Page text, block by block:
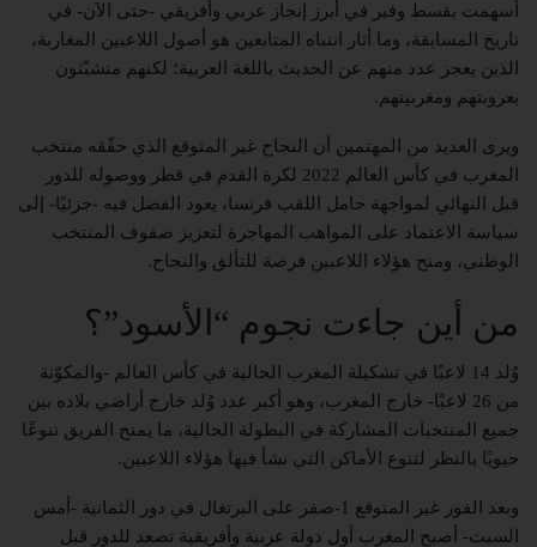
أسهمت بقسط وفير في أبرز إنجاز عربي وأفريقي -حتى الآن- في
تاريخ المسابقة، وما أثار انتباه المتابعين هو أصول اللاعبين المغاربة،
الذين يعجز عدد منهم عن الحديث باللغة العربية؛ لكنهم متشبّثون
بعروبتهم ومغربيتهم.
ويرى العديد من المهتمين أن النجاح غير المتوقع الذي حقّقه منتخب
المغرب في كأس العالم 2022 لكرة القدم في قطر ووصوله للدور
قبل النهائي لمواجهة حامل اللقب فرنسا، يعود الفضل فيه -جزئيًا- إلى
سياسة الاعتماد على المواهب المهاجرة لتعزيز صفوف المنتخب
الوطني، ومنح هؤلاء اللاعبين فرصة للتألق والنجاح.
من أين جاءت نجوم “الأسود”؟
وُلد 14 لاعبًا في تشكيلة المغرب الحالية في كأس العالم -والمكوّنة
من 26 لاعبًا- خارج المغرب، وهو أكبر عدد وُلد خارج أراضي بلاده بين
جميع المنتخبات المشاركة في البطولة الحالية، ما يمنح الفريق تنوعًا
حيويًا بالنظر لتنوع الأماكن التي نشأ فيها هؤلاء اللاعبين.
وبعد الفوز غير المتوقع 1-صفر على البرتغال في دور الثمانية -أمس
السبت- أصبح المغرب أول دولة عربية وأفريقية تصعد للدور قبل